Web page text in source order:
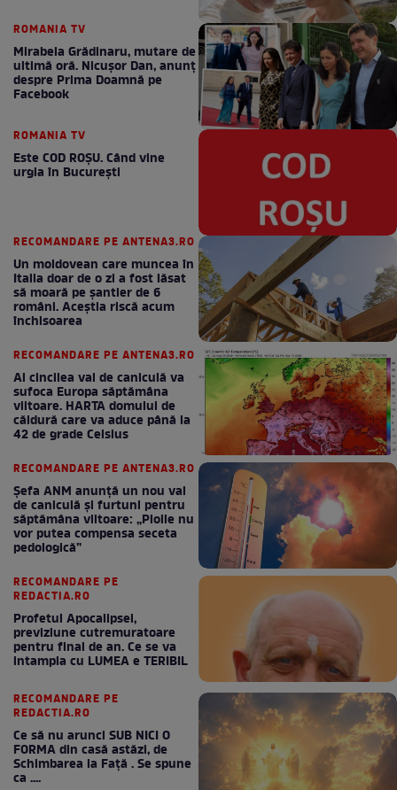
ROMANIA TV
Mirabela Grădinaru, mutare de
ultimă oră. Nicuşor Dan, anunţ
despre Prima Doamnă pe
Facebook
ROMANIA TV
Este COD ROŞU. Când vine
urgia în Bucureşti
RECOMANDARE PE ANTENA3.RO
Un moldovean care muncea în
Italia doar de o zi a fost lăsat
să moară pe şantier de 6
români. Aceștia riscă acum
închisoarea
RECOMANDARE PE ANTENA3.RO
Al cincilea val de caniculă va
sufoca Europa săptămâna
viitoare. HARTA domului de
căldură care va aduce până la
42 de grade Celsius
RECOMANDARE PE ANTENA3.RO
Șefa ANM anunță un nou val
de caniculă și furtuni pentru
săptămâna viitoare: „Ploile nu
vor putea compensa seceta
pedologică”
RECOMANDARE PE
REDACTIA.RO
Profetul Apocalipsei,
previziune cutremuratoare
pentru final de an. Ce se va
intampla cu LUMEA e TERIBIL
RECOMANDARE PE
REDACTIA.RO
Ce să nu arunci SUB NICI O
FORMA din casă astăzi, de
Schimbarea la Față . Se spune
ca ....